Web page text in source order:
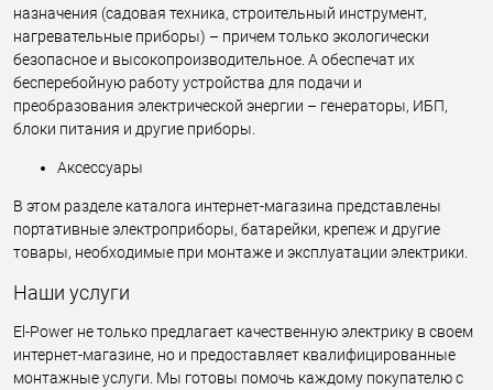
назначения (садовая техника, строительный инструмент,
нагревательные приборы) – причем только экологически
безопасное и высокопроизводительное. А обеспечат их
бесперебойную работу устройства для подачи и
преобразования электрической энергии – генераторы, ИБП,
блоки питания и другие приборы.
Аксессуары
В этом разделе каталога интернет-магазина представлены
портативные электроприборы, батарейки, крепеж и другие
товары, необходимые при монтаже и эксплуатации электрики.
Наши услуги
El-Power не только предлагает качественную электрику в своем
интернет-магазине, но и предоставляет квалифицированные
монтажные услуги. Мы готовы помочь каждому покупателю с